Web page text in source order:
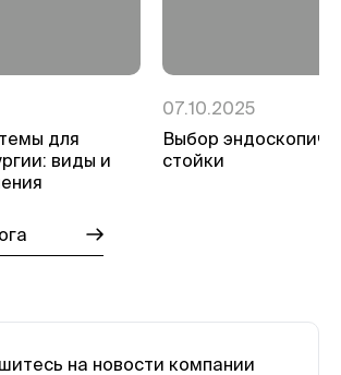
для
виды и
07.10.2025
Выбор
стойки
на новости компании